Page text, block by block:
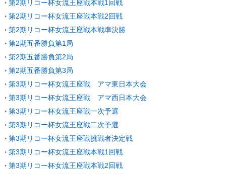
第2期リコー杯女流王座戦本戦1回戦
第2期リコー杯女流王座戦本戦2回戦
第2期リコー杯女流王座戦本戦準決勝
第2期五番勝負第1局
第2期五番勝負第2局
第2期五番勝負第3局
第3期リコー杯女流王座戦 アマ東日本大会
第3期リコー杯女流王座戦 アマ西日本大会
第3期リコー杯女流王座戦一次予選
第3期リコー杯女流王座戦二次予選
第3期リコー杯女流王座戦挑戦者決定戦
第3期リコー杯女流王座戦本戦1回戦
第3期リコー杯女流王座戦本戦2回戦